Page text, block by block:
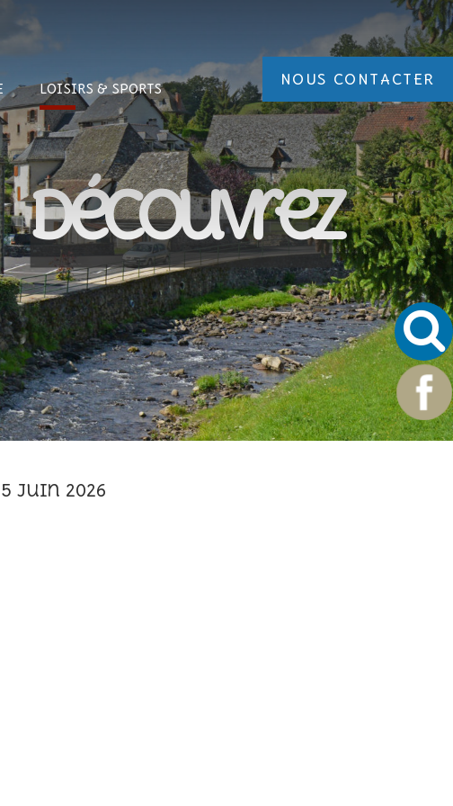
Découvrez
LOISIRS & SPORTS
NOUS CONTACTER
Juin 2026